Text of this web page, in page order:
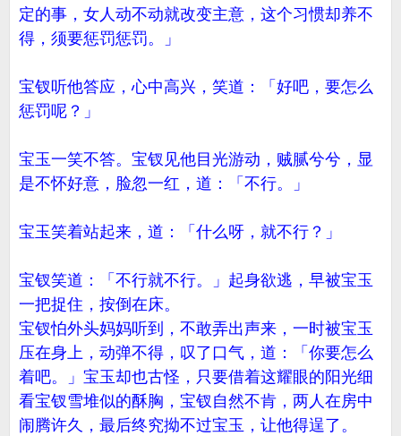
定的事，女人动不动就改变主意，这个习惯却养不
得，须要惩罚惩罚。」
宝钗听他答应，心中高兴，笑道：「好吧，要怎么
惩罚呢？」
宝玉一笑不答。宝钗见他目光游动，贼腻兮兮，显
是不怀好意，脸忽一红，道：「不行。」
宝玉笑着站起来，道：「什么呀，就不行？」
宝钗笑道：「不行就不行。」起身欲逃，早被宝玉
一把捉住，按倒在床。
宝钗怕外头妈妈听到，不敢弄出声来，一时被宝玉
压在身上，动弹不得，叹了口气，道：「你要怎么
着吧。」宝玉却也古怪，只要借着这耀眼的阳光细
看宝钗雪堆似的酥胸，宝钗自然不肯，两人在房中
闹腾许久，最后终究拗不过宝玉，让他得逞了。